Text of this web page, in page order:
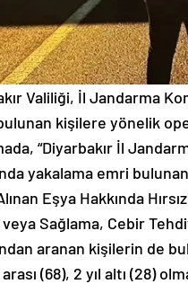
Valiliği, İl Jandarma
kişilere yönelik
“Diyarbakır İl
yakalama emri
Eşya Hakkında
Sağlama, Cebir
aranan kişilerin de
arası (68), 2 yıl altı (28)